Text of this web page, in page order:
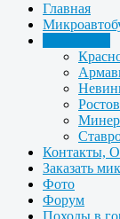
Главная
Контакты,
Заказать
Фото
Форум
Походы в